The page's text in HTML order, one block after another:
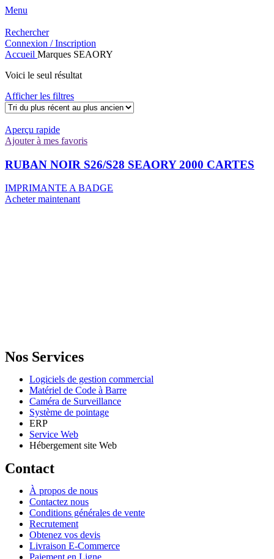
Menu
Rechercher
Connexion / Inscription
Accueil Marques SEAORY
Voici le seul résultat
Afficher les filtres
Aperçu rapide
Ajouter à mes favoris
RUBAN NOIR S26/S28 SEAORY 2000 CARTES
IMPRIMANTE A BADGE
Acheter maintenant
Nos Services
Logiciels de gestion commercial
Matériel de Code à Barre
Caméra de Surveillance
Système de pointage
ERP
Service Web
Hébergement site Web
Contact
À propos de nous
Contactez nous
Conditions générales de vente
Recrutement
Obtenez vos devis
Livraison E-Commerce